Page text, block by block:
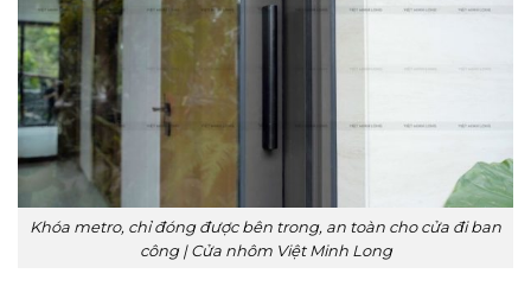
Khóa metro, chỉ đóng được bên trong, an toàn cho cửa đi ban
công | Cửa nhôm Việt Minh Long